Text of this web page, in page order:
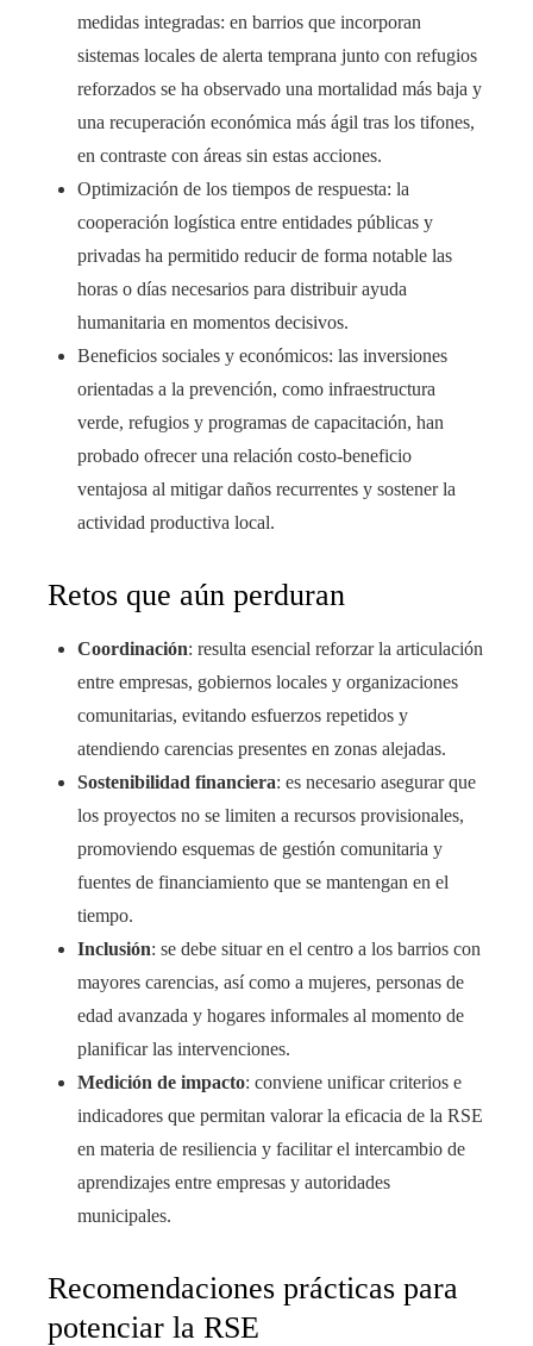
medidas integradas: en barrios que incorporan
sistemas locales de alerta temprana junto con refugios
reforzados se ha observado una mortalidad más baja y
una recuperación económica más ágil tras los tifones,
en contraste con áreas sin estas acciones.
Optimización de los tiempos de respuesta: la
cooperación logística entre entidades públicas y
privadas ha permitido reducir de forma notable las
horas o días necesarios para distribuir ayuda
humanitaria en momentos decisivos.
Beneficios sociales y económicos: las inversiones
orientadas a la prevención, como infraestructura
verde, refugios y programas de capacitación, han
probado ofrecer una relación costo-beneficio
ventajosa al mitigar daños recurrentes y sostener la
actividad productiva local.
Retos que aún perduran
Coordinación: resulta esencial reforzar la articulación
entre empresas, gobiernos locales y organizaciones
comunitarias, evitando esfuerzos repetidos y
atendiendo carencias presentes en zonas alejadas.
Sostenibilidad financiera: es necesario asegurar que
los proyectos no se limiten a recursos provisionales,
promoviendo esquemas de gestión comunitaria y
fuentes de financiamiento que se mantengan en el
tiempo.
Inclusión: se debe situar en el centro a los barrios con
mayores carencias, así como a mujeres, personas de
edad avanzada y hogares informales al momento de
planificar las intervenciones.
Medición de impacto: conviene unificar criterios e
indicadores que permitan valorar la eficacia de la RSE
en materia de resiliencia y facilitar el intercambio de
aprendizajes entre empresas y autoridades
municipales.
Recomendaciones prácticas para
potenciar la RSE